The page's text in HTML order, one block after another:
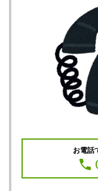
お電話